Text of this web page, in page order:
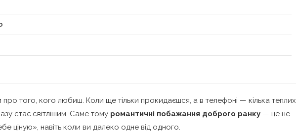
про того, кого любиш. Коли ще тільки прокидаєшся, а в телефоні — кілька теплих
стає світлішим. Саме тому романтичні побажання доброго ранку — це не
ціную», навіть коли ви далеко одне від одного.
впоратися з проблемою